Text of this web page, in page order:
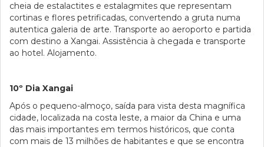
cheia de estalactites e estalagmites que representam
cortinas e flores petrificadas, convertendo a gruta numa
autentica galeria de arte. Transporte ao aeroporto e partida
com destino a Xangai. Assistência à chegada e transporte
ao hotel. Alojamento.
10º Dia Xangai
Após o pequeno-almoço, saída para vista desta magnífica
cidade, localizada na costa leste, a maior da China e uma
das mais importantes em termos históricos, que conta
com mais de 13 milhões de habitantes e que se encontra